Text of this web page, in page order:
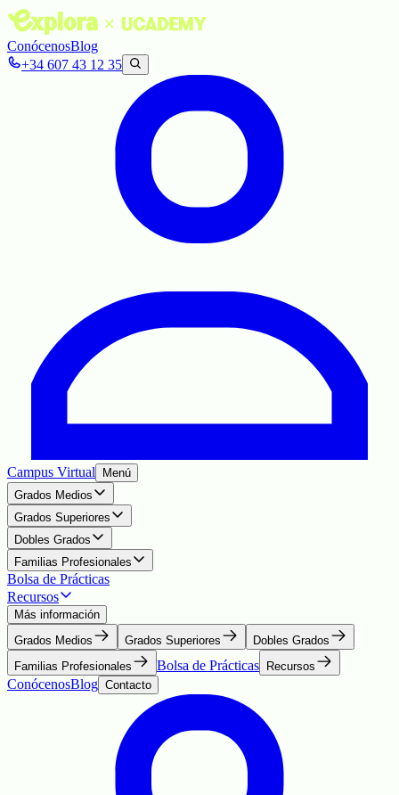
ConócenosBlog
+34 607 43 12 35
Campus Virtual
Menú
Grados Medios
Grados Superiores
Dobles Grados
Familias Profesionales
Bolsa de Prácticas
Recursos
Más información
Grados Medios
Grados Superiores
Dobles Grados
Familias Profesionales
Bolsa de Prácticas Recursos
ConócenosBlog Contacto